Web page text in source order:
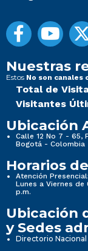
Nuestras
Estos No son canales
Total de
Visitantes
Ubicación
Calle 12 No 7 - 65,
Bogotá - Colombia
Horarios
Atención Presencial:
Lunes a Viernes de
p.m.
Ubicación
y Sedes
Directorio Nacional